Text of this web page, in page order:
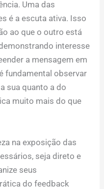
Uma das
é a escuta ativa. Isso
ao que o outro está
interesse
a mensagem em
fundamental observar
sua quanto a do
muito mais do que
na exposição das
seja direto e
seus
do feedback